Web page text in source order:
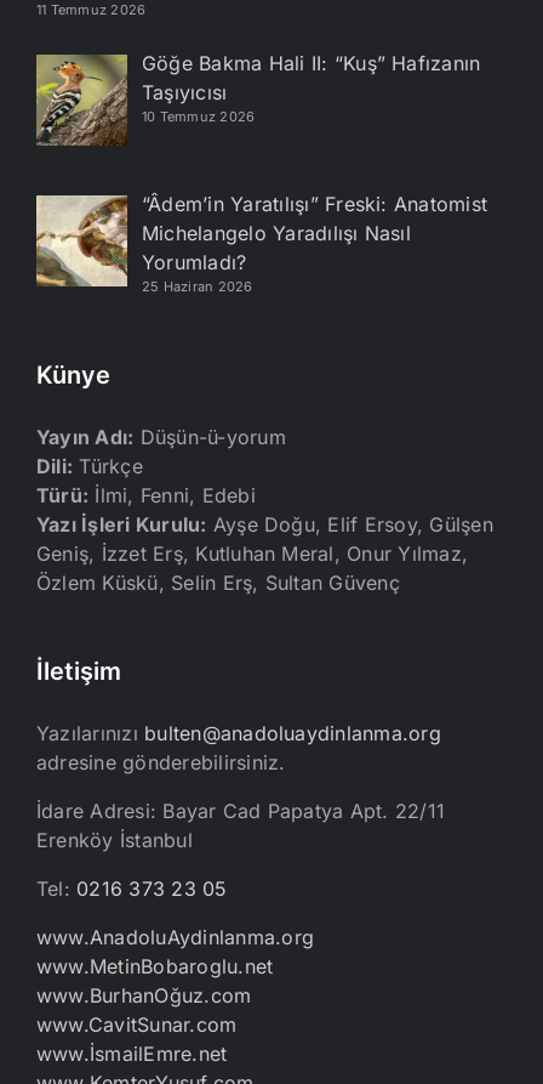
11 Temmuz 2026
Göğe Bakma Hali II: “Kuş” Hafızanın
Taşıyıcısı
10 Temmuz 2026
“Âdem’in Yaratılışı” Freski: Anatomist
Michelangelo Yaradılışı Nasıl
Yorumladı?
25 Haziran 2026
Künye
Yayın Adı: Düşün-ü-yorum
Dili: Türkçe
Türü: İlmi, Fenni, Edebi
Yazı İşleri Kurulu: Ayşe Doğu, Elif Ersoy, Gülşen
Geniş, İzzet Erş, Kutluhan Meral, Onur Yılmaz,
Özlem Küskü, Selin Erş, Sultan Güvenç
İletişim
Yazılarınızı bulten@anadoluaydinlanma.org
adresine gönderebilirsiniz.
İdare Adresi: Bayar Cad Papatya Apt. 22/11
Erenköy İstanbul
Tel: 0216 373 23 05
www.AnadoluAydinlanma.org
www.MetinBobaroglu.net
www.BurhanOğuz.com
www.CavitSunar.com
www.İsmailEmre.net